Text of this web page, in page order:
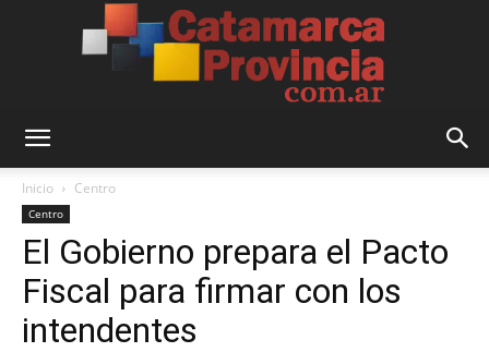
Provincia
Inicio Centro
Centro
El Gobierno prepara el Pacto
Fiscal para firmar con los
intendentes